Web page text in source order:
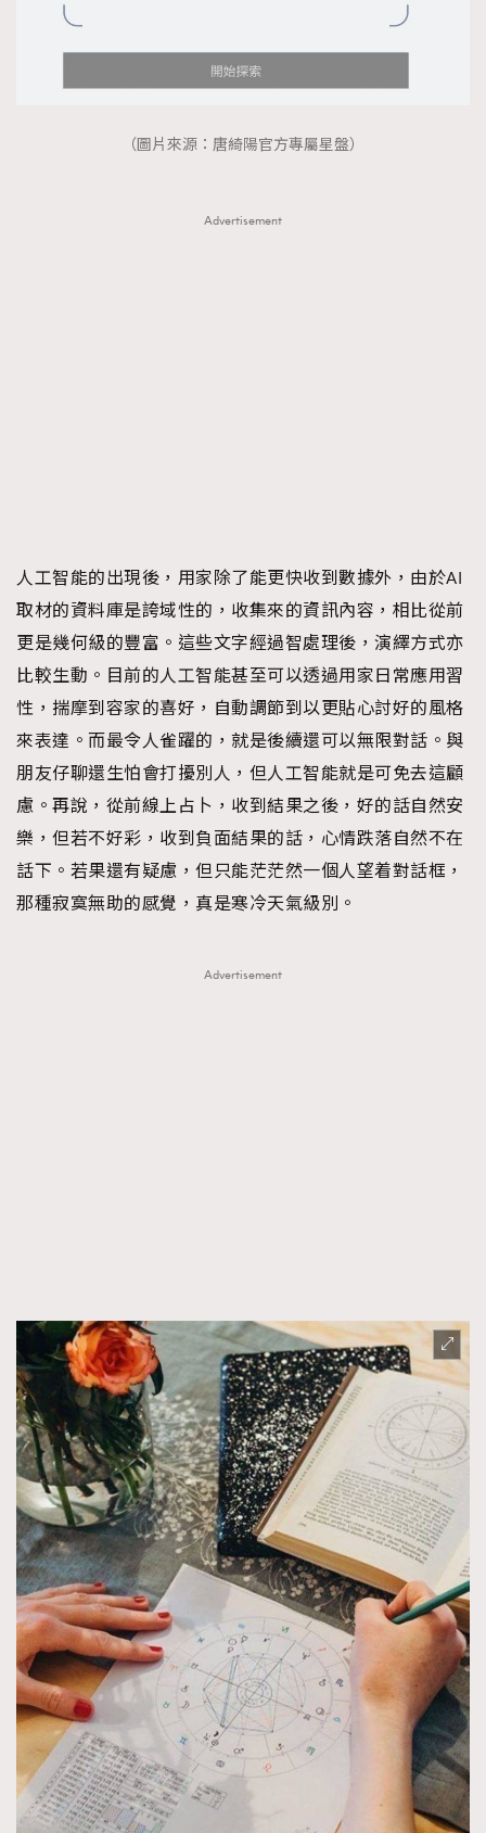
（圖片來源：唐綺陽官方專屬星盤）
Advertisement
人工智能的出現後，用家除了能更快收到數據外，由於AI
取材的資料庫是誇域性的，收集來的資訊內容，相比從前
更是幾何級的豐富。這些文字經過智處理後，演繹方式亦
比較生動。目前的人工智能甚至可以透過用家日常應用習
性，揣摩到容家的喜好，自動調節到以更貼心討好的風格
來表達。而最令人雀躍的，就是後續還可以無限對話。與
朋友仔聊還生怕會打擾別人，但人工智能就是可免去這顧
慮。再說，從前線上占卜，收到結果之後，好的話自然安
樂，但若不好彩，收到負面結果的話，心情跌落自然不在
話下。若果還有疑慮，但只能茫茫然一個人望着對話框，
那種寂寞無助的感覺，真是寒冷天氣級別。
Advertisement